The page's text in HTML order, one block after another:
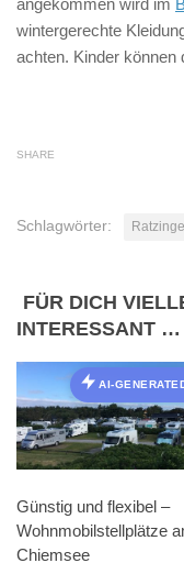
wintergerechte
achten. Kinder können
SHARE
Schlagwörter:
FÜR DICH
INTERESSANT …
AI-
Günstig und flexibel –
Wohnmobilstellplätze
Chiemsee
AI-